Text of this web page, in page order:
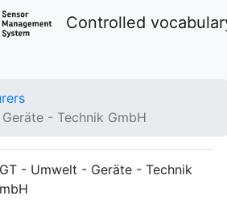
Controlled
- Technik GmbH
- Umwelt - Geräte - Technik